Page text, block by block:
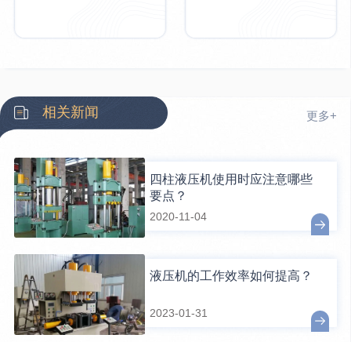
相关新闻 更多+
四柱液压机使用时应注意哪些
要点？
2020-11-04
液压机的工作效率如何提高？
2023-01-31